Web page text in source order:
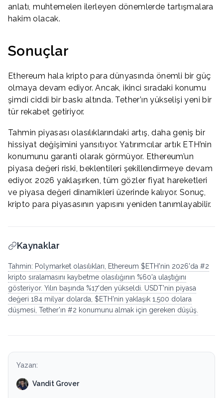
anlatı, muhtemelen ilerleyen dönemlerde tartışmalara
hakim olacak.
Sonuçlar
Ethereum hala kripto para dünyasında önemli bir güç
olmaya devam ediyor. Ancak, ikinci sıradaki konumu
şimdi ciddi bir baskı altında. Tether’ın yükselişi yeni bir
tür rekabet getiriyor.
Tahmin piyasası olasılıklarındaki artış, daha geniş bir
hissiyat değişimini yansıtıyor. Yatırımcılar artık ETH’nin
konumunu garanti olarak görmüyor. Ethereum’un
piyasa değeri riski, beklentileri şekillendirmeye devam
ediyor. 2026 yaklaşırken, tüm gözler fiyat hareketleri
ve piyasa değeri dinamikleri üzerinde kalıyor. Sonuç,
kripto para piyasasının yapısını yeniden tanımlayabilir.
Kaynaklar
Tahmin: Polymarket olasılıkları, Ethereum $ETH'nin 2026'da #2
kripto sıralamasını kaybetme olasılığının %60'a ulaştığını
gösteriyor. Yılın başında %17'den yükseldi. USDT'nin piyasa
değeri 184 milyar dolarda, $ETH'nin yaklaşık 1,500 dolara
düşmesi, Tether'ın #2 konumunu almak için gereken düşüş.
Yazan:
Vandit Grover